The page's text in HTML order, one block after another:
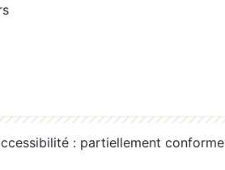
: partiellement conforme